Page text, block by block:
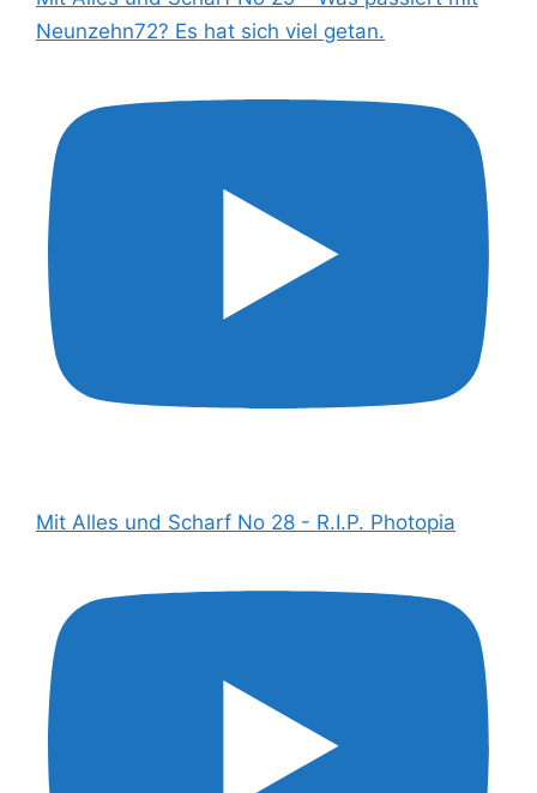
Neunzehn72? Es hat sich viel getan.
Mit Alles und Scharf No 28 - R.I.P. Photopia